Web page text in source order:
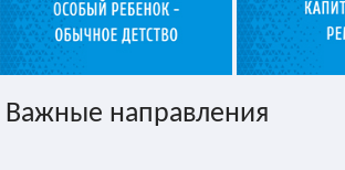
Важные направления